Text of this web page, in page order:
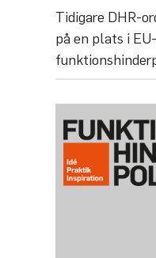
Tidigare DHR-
på en plats i